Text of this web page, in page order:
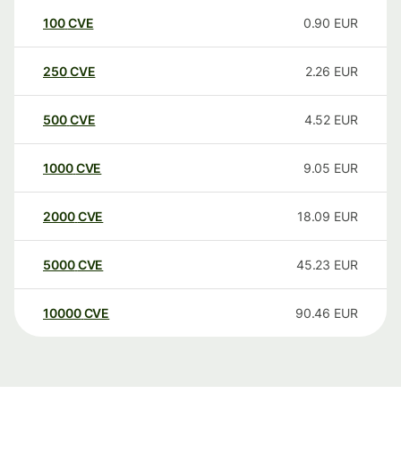
100CVE 0.90 EUR
250CVE 2.26 EUR
500CVE 4.52 EUR
1000CVE 9.05 EUR
2000CVE 18.09 EUR
5000CVE 45.23 EUR
10000 CVE 90.46 EUR